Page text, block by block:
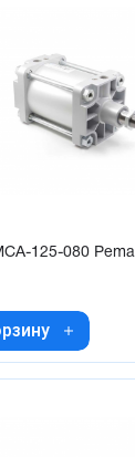
125-080